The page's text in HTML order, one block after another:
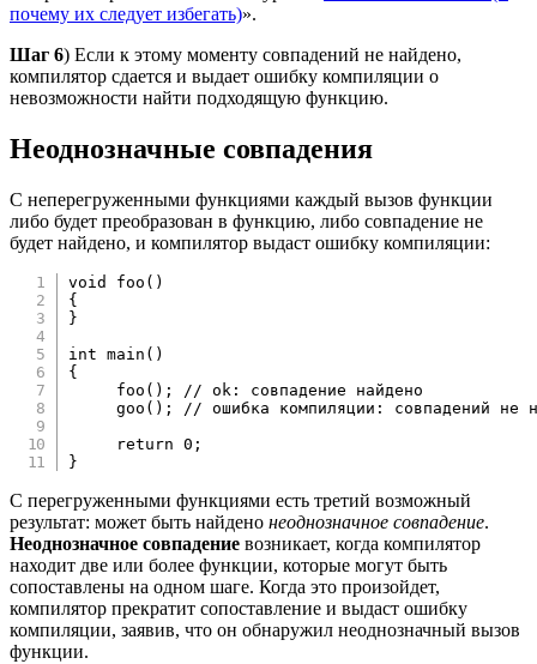
почему их следует избегать)».
Шаг 6) Если к этому моменту совпадений не найдено,
компилятор сдается и выдает ошибку компиляции о
невозможности найти подходящую функцию.
Неоднозначные совпадения
С неперегруженными функциями каждый вызов функции
либо будет преобразован в функцию, либо совпадение не
будет найдено, и компилятор выдаст ошибку компиляции:
void foo ( )
{
}
int
main ( )
{
foo ( ) ;
// ok: совпадение найдено
goo ( ) ;
// ошибка компиляции: совпадений не
return
0 ;
}
С перегруженными функциями есть третий возможный
результат: может быть найдено неоднозначное совпадение.
Неоднозначное совпадение возникает, когда компилятор
находит две или более функции, которые могут быть
сопоставлены на одном шаге. Когда это произойдет,
компилятор прекратит сопоставление и выдаст ошибку
компиляции, заявив, что он обнаружил неоднозначный вызов
функции.